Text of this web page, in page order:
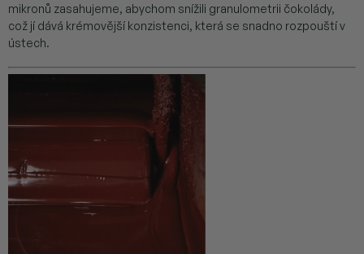
mikronů zasahujeme, abychom snížili granulometrii čokolády,
což jí dává krémovější konzistenci, která se snadno rozpouští v
ústech.